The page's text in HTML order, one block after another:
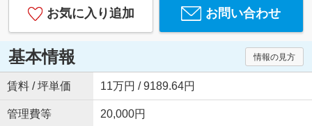
お気に入り追加 お問い合わせ
基本情報 情報の見方
賃料 / 坪単価 11万円 / 9189.64円
管理費等 20,000円